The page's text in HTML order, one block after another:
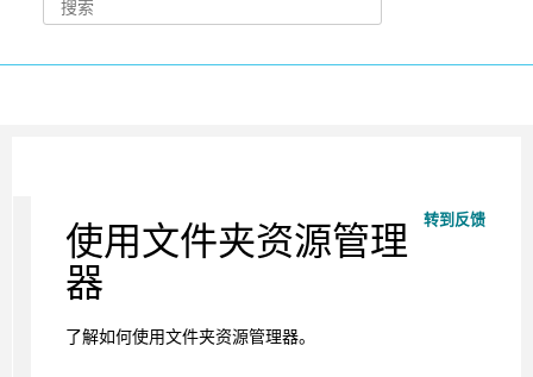
转到反馈
使用文件夹资源管理
器
了解如何使用文件夹资源管理器。